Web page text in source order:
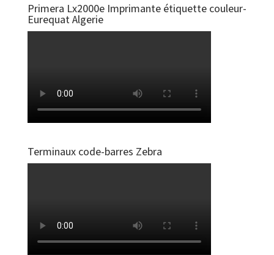
Primera Lx2000e Imprimante étiquette couleur-
Eurequat Algerie
Terminaux code-barres Zebra